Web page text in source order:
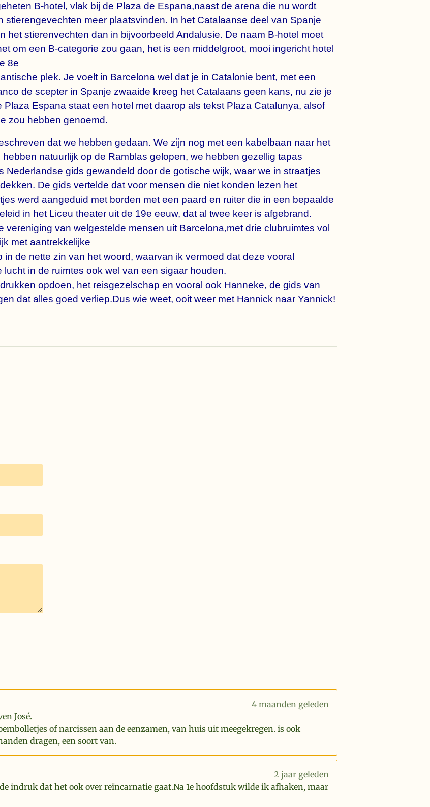
B-hotel, vlak bij de Plaza de Espana,naast de arena die nu wordt
meer plaatsvinden. In het Catalaanse deel van Spanje
het stierenvechten dan in bijvoorbeeld Andalusie. De naam B-hotel moet
om een B-categorie zou gaan, het is een middelgroot, mooi ingericht hotel
8e
plek. Je voelt in Barcelona wel dat je in Catalonie bent, met een
de scepter in Spanje zwaaide kreeg het Catalaans geen kans, nu zie je
Espana staat een hotel met daarop als tekst Plaza Catalunya, alsof
zou hebben genoemd.
dat we hebben gedaan. We zijn nog met een kabelbaan naar het
natuurlijk op de Ramblas gelopen, we hebben gezellig tapas
Nederlandse gids gewandeld door de gotische wijk, waar we in straatjes
De gids vertelde dat voor mensen die niet konden lezen het
werd aangeduid met borden met een paard en ruiter die in een bepaalde
in het Liceu theater uit de 19e eeuw, dat al twee keer is afgebrand.
vereniging van welgestelde mensen uit Barcelona,met drie clubruimtes vol
met aantrekkelijke
de nette zin van het woord, waarvan ik vermoed dat deze vooral
in de ruimtes ook wel van een sigaar houden.
opdoen, het reisgezelschap en vooral ook Hanneke, de gids van
dat alles goed verliep.Dus wie weet, ooit weer met Hannick naar Yannick!
4 maanden geleden
José.
of narcissen aan de eenzamen, van huis uit meegekregen. is ook
dragen, een soort van.
2 jaar geleden
indruk dat het ook over reïncarnatie gaat.Na 1e hoofdstuk wilde ik afhaken, maar